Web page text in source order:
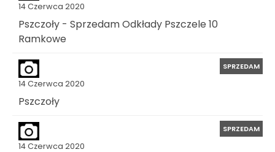
14 Czerwca 2020
Pszczoły - Sprzedam Odkłady Pszczele 10
Ramkowe
14 Czerwca 2020
SPRZEDAM
Pszczoły
14 Czerwca 2020
SPRZEDAM